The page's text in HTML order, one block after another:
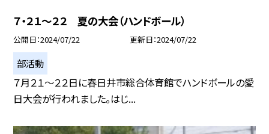
７・２１～２２ 夏の大会（ハンドボール）
公開日 2024/07/22 更新日 2024/07/22
部活動
７月２１～２２日に春日井市総合体育館でハンドボールの愛
日大会が行われました。はじ...